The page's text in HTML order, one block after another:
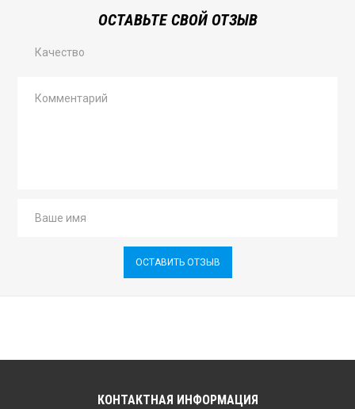
ОСТАВЬТЕ СВОЙ ОТЗЫВ
Качество
ОСТАВИТЬ ОТЗЫВ
КОНТАКТНАЯ ИНФОРМАЦИЯ